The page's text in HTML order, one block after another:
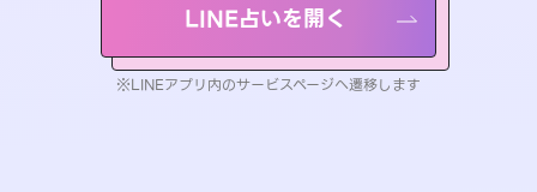
LINE占いを開く
※LINEアプリ内のサービスページへ遷移します